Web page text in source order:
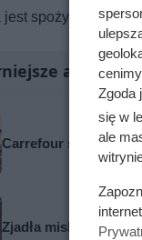
spożywana
artykuły
Carrefour szaleje z
Zjadła miskę
Zgoda
się w
ale